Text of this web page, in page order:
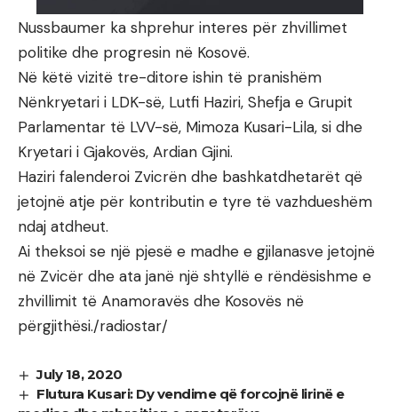
Nussbaumer ka shprehur interes për zhvillimet
politike dhe progresin në Kosovë.
Në këtë vizitë tre-ditore ishin të pranishëm
Nënkryetari i LDK-së, Lutfi Haziri, Shefja e Grupit
Parlamentar të LVV-së, Mimoza Kusari-Lila, si dhe
Kryetari i Gjakovës, Ardian Gjini.
Haziri falenderoi Zvicrën dhe bashkatdhetarët që
jetojnë atje për kontributin e tyre të vazhdueshëm
ndaj atdheut.
Ai theksoi se një pjesë e madhe e gjilanasve jetojnë
në Zvicër dhe ata janë një shtyllë e rëndësishme e
zhvillimit të Anamoravës dhe Kosovës në
përgjithësi./radiostar/
July 18, 2020
Flutura Kusari: Dy vendime që forcojnë lirinë e